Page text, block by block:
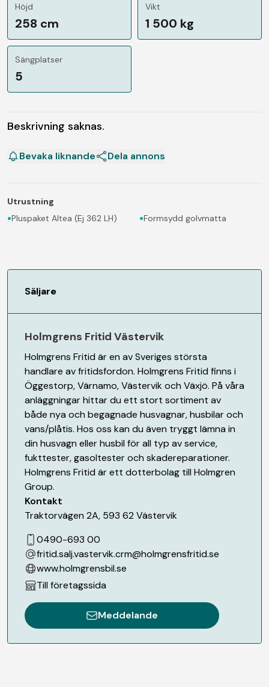
Höjd
258 cm
Vikt
1 500 kg
Sängplatser
5
Beskrivning saknas.
Bevaka liknande Dela annons
Utrustning
•Pluspaket Altea (Ej 362 LH) •Formsydd golvmatta
Säljare
Holmgrens Fritid Västervik
Holmgrens Fritid är en av Sveriges största
handlare av fritidsfordon. Holmgrens Fritid finns i
Öggestorp, Värnamo, Västervik och Växjö. På våra
anläggningar hittar du ett stort sortiment av
både nya och begagnade husvagnar, husbilar och
vans/plåtis. Hos oss kan du även tryggt lämna in
din husvagn eller husbil för all typ av service,
fukttester, gasoltester och skadereparationer.
Holmgrens Fritid är ett dotterbolag till Holmgren
Group.
Kontakt
Traktorvägen 2A, 593 62 Västervik
0490-693 00
fritid.salj.vastervik.crm@holmgrensfritid.se
www.holmgrensbil.se
Till företagssida
Meddelande